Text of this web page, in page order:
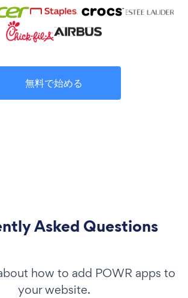
無料で始める
Asked Questions
how to add POWR apps to
your website.